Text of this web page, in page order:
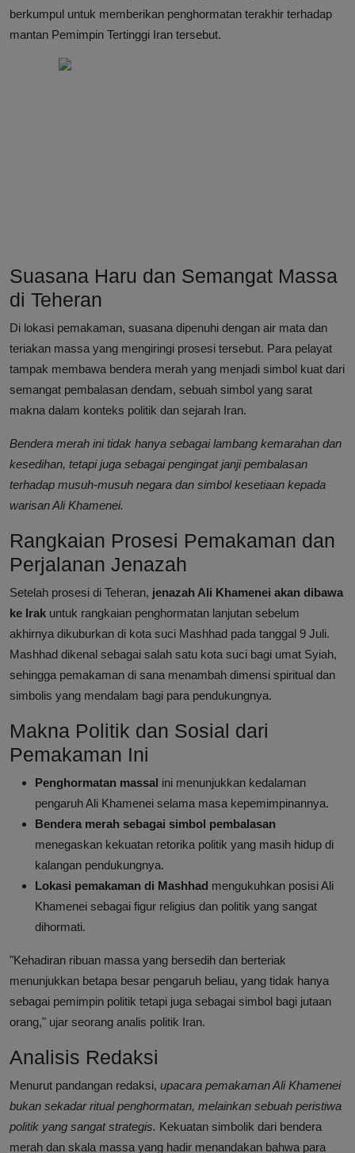
berkumpul untuk memberikan penghormatan terakhir terhadap
mantan Pemimpin Tertinggi Iran tersebut.
Suasana Haru dan Semangat Massa
di Teheran
Di lokasi pemakaman, suasana dipenuhi dengan air mata dan
teriakan massa yang mengiringi prosesi tersebut. Para pelayat
tampak membawa bendera merah yang menjadi simbol kuat dari
semangat pembalasan dendam, sebuah simbol yang sarat
makna dalam konteks politik dan sejarah Iran.
Bendera merah ini tidak hanya sebagai lambang kemarahan dan
kesedihan, tetapi juga sebagai pengingat janji pembalasan
terhadap musuh-musuh negara dan simbol kesetiaan kepada
warisan Ali Khamenei.
Rangkaian Prosesi Pemakaman dan
Perjalanan Jenazah
Setelah prosesi di Teheran, jenazah Ali Khamenei akan dibawa
ke Irak untuk rangkaian penghormatan lanjutan sebelum
akhirnya dikuburkan di kota suci Mashhad pada tanggal 9 Juli.
Mashhad dikenal sebagai salah satu kota suci bagi umat Syiah,
sehingga pemakaman di sana menambah dimensi spiritual dan
simbolis yang mendalam bagi para pendukungnya.
Makna Politik dan Sosial dari
Pemakaman Ini
Penghormatan massal ini menunjukkan kedalaman
pengaruh Ali Khamenei selama masa kepemimpinannya.
Bendera merah sebagai simbol pembalasan
menegaskan kekuatan retorika politik yang masih hidup di
kalangan pendukungnya.
Lokasi pemakaman di Mashhad mengukuhkan posisi Ali
Khamenei sebagai figur religius dan politik yang sangat
dihormati.
"Kehadiran ribuan massa yang bersedih dan berteriak
menunjukkan betapa besar pengaruh beliau, yang tidak hanya
sebagai pemimpin politik tetapi juga sebagai simbol bagi jutaan
orang," ujar seorang analis politik Iran.
Analisis Redaksi
Menurut pandangan redaksi, upacara pemakaman Ali Khamenei
bukan sekadar ritual penghormatan, melainkan sebuah peristiwa
politik yang sangat strategis. Kekuatan simbolik dari bendera
merah dan skala massa yang hadir menandakan bahwa para